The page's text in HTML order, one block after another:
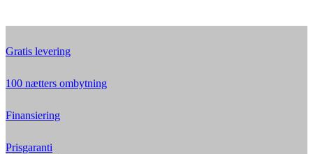
Gratis levering
100 nætters ombytning
Finansiering
Prisgaranti